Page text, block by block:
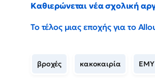
Καθιερώνεται νέα σχολική
Το τέλος μιας εποχής για το
βροχές κακοκαιρία ΕΜΥ